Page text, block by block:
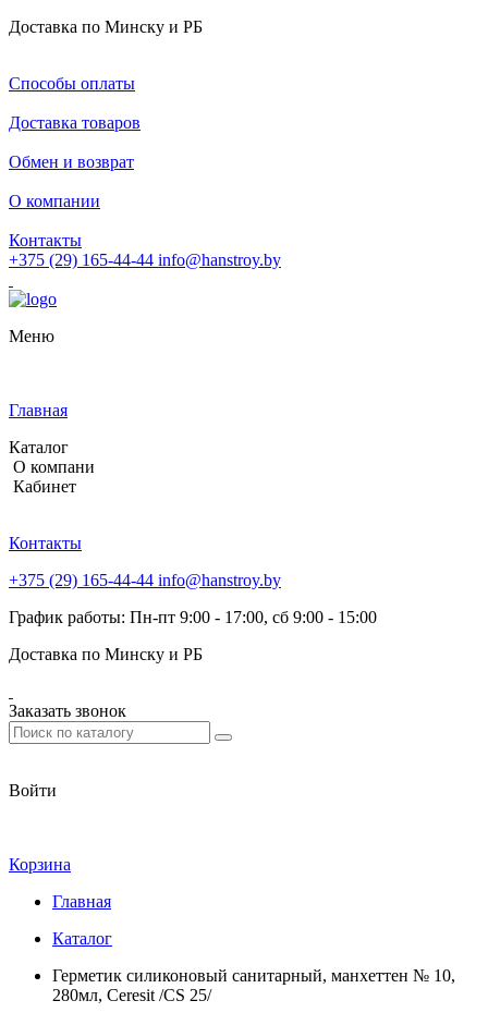
Доставка по Минску и РБ
Способы оплаты
Доставка товаров
Обмен и возврат
О компании
Контакты
+375 (29) 165-44-44 info@hanstroy.by
Меню
Главная
Каталог
О компани
Кабинет
Контакты
+375 (29) 165-44-44 info@hanstroy.by
График работы: Пн-пт 9:00 - 17:00, сб 9:00 - 15:00
Доставка по Минску и РБ
Заказать звонок
Войти
Корзина
Главная
Каталог
Герметик силиконовый санитарный, манхеттен № 10,
280мл, Ceresit /CS 25/